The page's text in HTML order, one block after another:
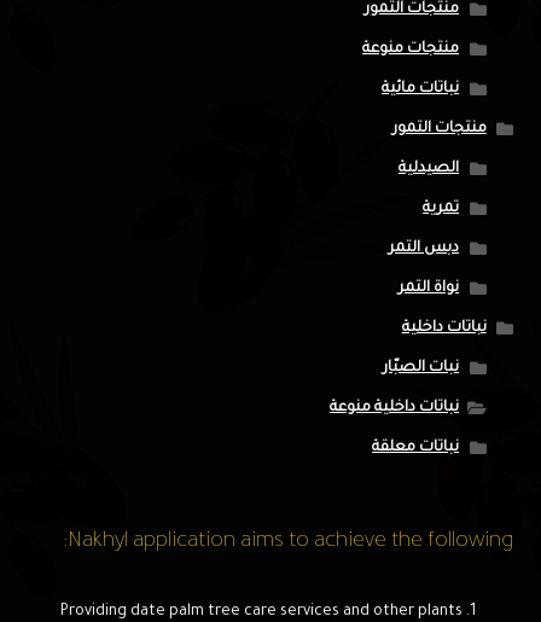
منتجات التمور
منتجات منوعة
نباتات مائية
منتجات التمور
الصيدلية
تمرية
دبس التمر
نواة التمر
نباتات داخلية
نبات الصبّار
نباتات داخلية منوعة
نباتات معلقة
Nakhyl application aims to achieve the following:
Providing date palm tree care services and other plants